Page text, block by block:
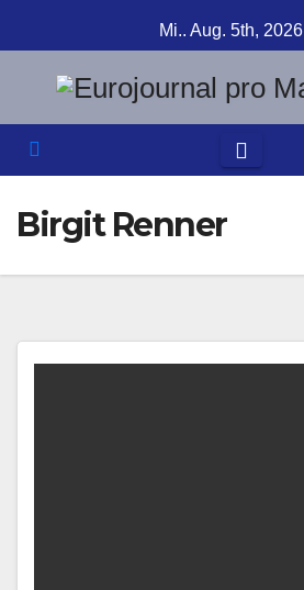
Inhalt
springen
Mi.. Aug. 5th, 2026
Birgit Renner